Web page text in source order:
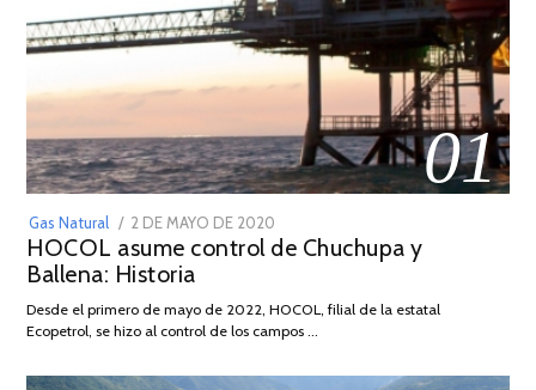
01
Gas Natural
POSTED
ON
2 DE MAYO DE 2020
DE
2026
HOCOL asume control de Chuchupa y
Ballena: Historia
Desde el primero de mayo de 2022, HOCOL, filial de la estatal
Ecopetrol, se hizo al control de los campos …